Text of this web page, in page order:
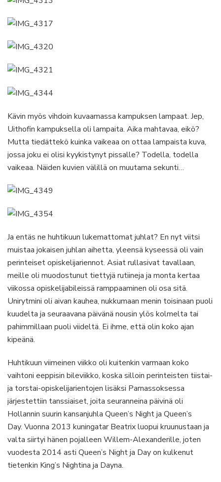
Kävin myös vihdoin kuvaamassa kampuksen lampaat. Jep,
Uithofin kampuksella oli lampaita. Aika mahtavaa, eikö?
Mutta tiedättekö kuinka vaikeaa on ottaa lampaista kuva,
jossa joku ei olisi kyykistynyt pissalle? Todella, todella
vaikeaa. Näiden kuvien välillä on muutama sekunti…
Ja entäs ne huhtikuun lukemattomat juhlat? En nyt viitsi
muistaa jokaisen juhlan aihetta, yleensä kyseessä oli vain
perinteiset opiskelijariennot. Asiat rullasivat tavallaan,
meille oli muodostunut tiettyjä rutiineja ja monta kertaa
viikossa opiskelijabileissä ramppaaminen oli osa sitä.
Unirytmini oli aivan kauhea, nukkumaan menin toisinaan puoli
kuudelta ja seuraavana päivänä nousin ylös kolmelta tai
pahimmillaan puoli viideltä. Ei ihme, että olin koko ajan
kipeänä.
Huhtikuun viimeinen viikko oli kuitenkin varmaan koko
vaihtoni eeppisin bileviikko, koska silloin perinteisten tiistai-
ja torstai-opiskelijarientojen lisäksi Parnassoksessa
järjestettiin tanssiaiset, joita seuranneina päivinä oli
Hollannin suurin kansanjuhla Queen’s Night ja Queen’s
Day. Vuonna 2013 kuningatar Beatrix luopui kruunustaan ja
valta siirtyi hänen pojalleen Willem-Alexanderille, joten
vuodesta 2014 asti Queen’s Night ja Day on kulkenut
tietenkin King’s Nightina ja Dayna.